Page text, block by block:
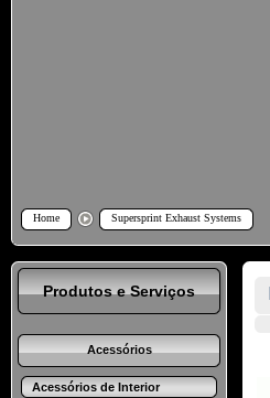
Home Supersprint Exhaust Systems
Produtos e Serviços
Acessórios
Acessórios de Interior